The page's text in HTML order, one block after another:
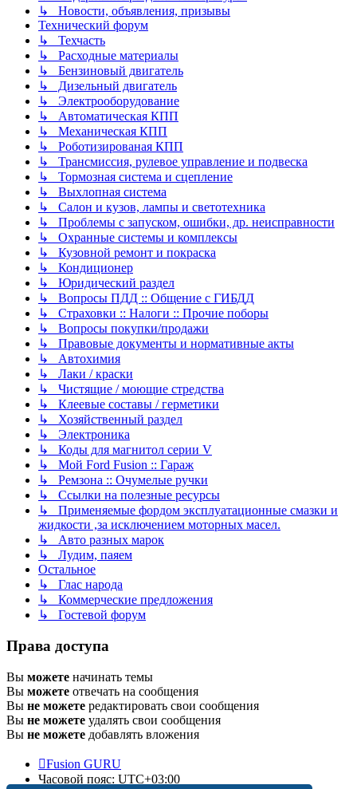
↳ Новости, объявления, призывы
Технический форум
↳ Техчасть
↳ Расходные материалы
↳ Бензиновый двигатель
↳ Дизельный двигатель
↳ Электрооборудование
↳ Автоматическая КПП
↳ Механическая КПП
↳ Роботизированая КПП
↳ Трансмиссия, рулевое управление и подвеска
↳ Тормозная система и сцепление
↳ Выхлопная система
↳ Салон и кузов, лампы и светотехника
↳ Проблемы с запуском, ошибки, др. неисправности
↳ Охранные системы и комплексы
↳ Кузовной ремонт и покраска
↳ Кондиционер
↳ Юридический раздел
↳ Вопросы ПДД :: Общение с ГИБДД
↳ Страховки :: Налоги :: Прочие поборы
↳ Вопросы покупки/продажи
↳ Правовые документы и нормативные акты
↳ Автохимия
↳ Лаки / краски
↳ Чистящие / моющие стредства
↳ Клеевые составы / герметики
↳ Хозяйственный раздел
↳ Электроника
↳ Коды для магнитол серии V
↳ Мой Ford Fusion :: Гараж
↳ Ремзона :: Очумелые ручки
↳ Ссылки на полезные ресурсы
↳ Применяемые фордом эксплуатационные смазки и
жидкости ,за исключением моторных масел.
↳ Авто разных марок
↳ Лудим, паяем
Остальное
↳ Глас народа
↳ Коммерческие предложения
↳ Гостевой форум
Права доступа
Вы можете начинать темы
Вы можете отвечать на сообщения
Вы не можете редактировать свои сообщения
Вы не можете удалять свои сообщения
Вы не можете добавлять вложения
Fusion GURU
Часовой пояс: UTC+03:00